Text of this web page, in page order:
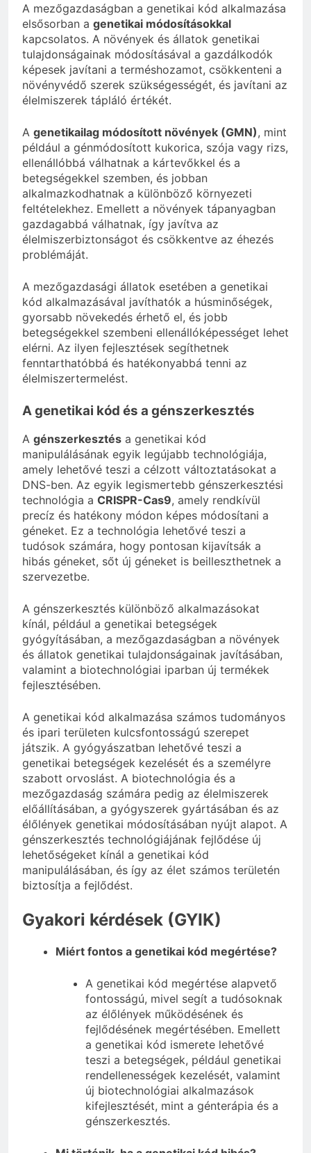
A mezőgazdaságban a genetikai kód alkalmazása
elsősorban a genetikai módosításokkal
kapcsolatos. A növények és állatok genetikai
tulajdonságainak módosításával a gazdálkodók
képesek javítani a terméshozamot, csökkenteni a
növényvédő szerek szükségességét, és javítani az
élelmiszerek tápláló értékét.
A genetikailag módosított növények (GMN), mint
például a génmódosított kukorica, szója vagy rizs,
ellenállóbbá válhatnak a kártevőkkel és a
betegségekkel szemben, és jobban
alkalmazkodhatnak a különböző környezeti
feltételekhez. Emellett a növények tápanyagban
gazdagabbá válhatnak, így javítva az
élelmiszerbiztonságot és csökkentve az éhezés
problémáját.
A mezőgazdasági állatok esetében a genetikai
kód alkalmazásával javíthatók a húsminőségek,
gyorsabb növekedés érhető el, és jobb
betegségekkel szembeni ellenállóképességet lehet
elérni. Az ilyen fejlesztések segíthetnek
fenntarthatóbbá és hatékonyabbá tenni az
élelmiszertermelést.
A genetikai kód és a génszerkesztés
A génszerkesztés a genetikai kód
manipulálásának egyik legújabb technológiája,
amely lehetővé teszi a célzott változtatásokat a
DNS-ben. Az egyik legismertebb génszerkesztési
technológia a CRISPR-Cas9, amely rendkívül
precíz és hatékony módon képes módosítani a
géneket. Ez a technológia lehetővé teszi a
tudósok számára, hogy pontosan kijavítsák a
hibás géneket, sőt új géneket is beilleszthetnek a
szervezetbe.
A génszerkesztés különböző alkalmazásokat
kínál, például a genetikai betegségek
gyógyításában, a mezőgazdaságban a növények
és állatok genetikai tulajdonságainak javításában,
valamint a biotechnológiai iparban új termékek
fejlesztésében.
A genetikai kód alkalmazása számos tudományos
és ipari területen kulcsfontosságú szerepet
játszik. A gyógyászatban lehetővé teszi a
genetikai betegségek kezelését és a személyre
szabott orvoslást. A biotechnológia és a
mezőgazdaság számára pedig az élelmiszerek
előállításában, a gyógyszerek gyártásában és az
élőlények genetikai módosításában nyújt alapot. A
génszerkesztés technológiájának fejlődése új
lehetőségeket kínál a genetikai kód
manipulálásában, és így az élet számos területén
biztosítja a fejlődést.
Gyakori kérdések (GYIK)
Miért fontos a genetikai kód megértése?
A genetikai kód megértése alapvető
fontosságú, mivel segít a tudósoknak
az élőlények működésének és
fejlődésének megértésében. Emellett
a genetikai kód ismerete lehetővé
teszi a betegségek, például genetikai
rendellenességek kezelését, valamint
új biotechnológiai alkalmazások
kifejlesztését, mint a génterápia és a
génszerkesztés.